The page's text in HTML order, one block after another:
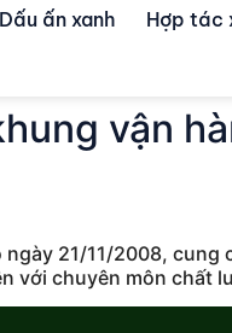
Dấu ấn xanh Hợp tác
vận
21/11/2008,
với chuyên môn